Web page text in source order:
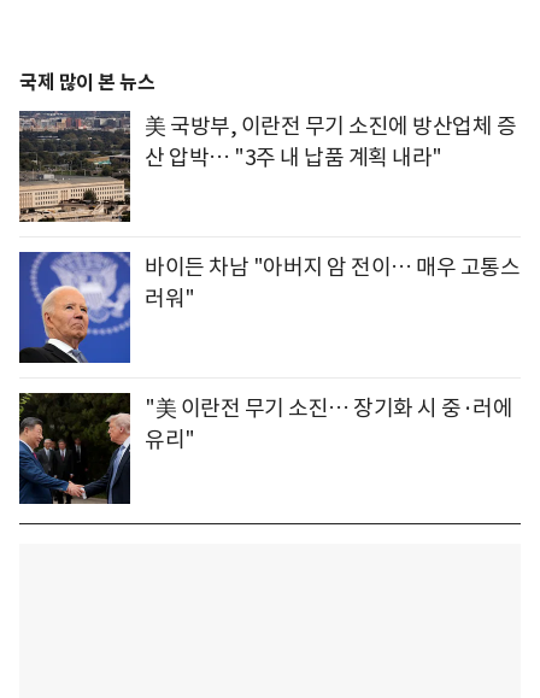
국제 많이 본 뉴스
美 국방부, 이란전 무기 소진에 방산업체 증
산 압박… "3주 내 납품 계획 내라"
바이든 차남 "아버지 암 전이… 매우 고통스
러워"
"美 이란전 무기 소진… 장기화 시 중·러에
유리"